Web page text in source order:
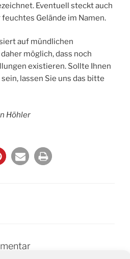
Eventuell steckt auch
Gelände im Namen.
auf mündlichen
möglich, dass noch
existieren. Sollte Ihnen
lassen Sie uns das bitte
Höhler